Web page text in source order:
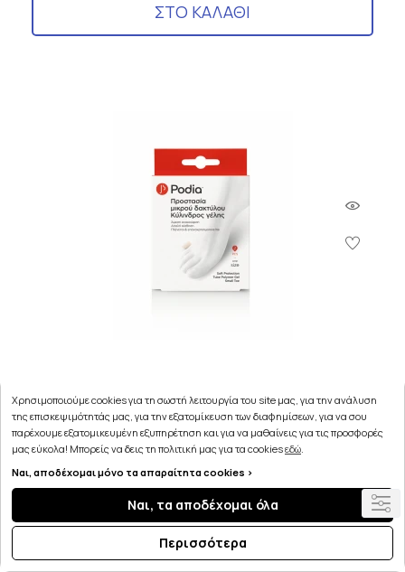
ΣΤΟ ΚΑΛΑΘΙ
Podia Προστασία Μικρού Δακτύλου Κύλινδρος Γέλης
One Size 2τμχ
5.12€
ΣΤΟ ΚΑΛΑΘΙ
Χρησιμοποιούμε cookies για τη σωστή λειτουργία του site μας, για την ανάλυση
της επισκεψιμότητάς μας, για την εξατομίκευση των διαφημίσεων, για να σου
παρέχουμε εξατομικευμένη εξυπηρέτηση και για να μαθαίνεις για τις προσφορές
μας εύκολα! Μπορείς να δεις τη πολιτική μας για τα cookiesεδώ.
Ναι, αποδέχομαι μόνο τα απαραίτητα cookies >
Ναι, τα αποδέχομαι όλα
Περισσότερα